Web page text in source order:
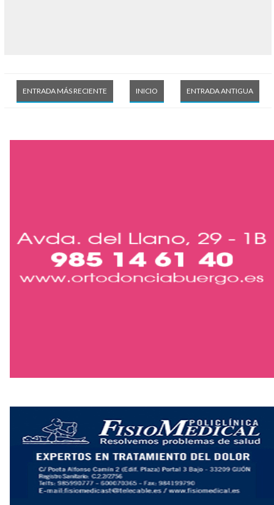
ENTRADA MÁS RECIENTE ENTRADA ANTIGUA
INICIO